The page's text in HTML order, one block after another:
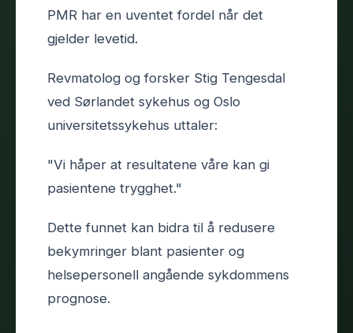
PMR har en uventet fordel når det
gjelder levetid.
Revmatolog og forsker Stig Tengesdal
ved Sørlandet sykehus og Oslo
universitetssykehus uttaler:
"Vi håper at resultatene våre kan gi
pasientene trygghet."
Dette funnet kan bidra til å redusere
bekymringer blant pasienter og
helsepersonell angående sykdommens
prognose.